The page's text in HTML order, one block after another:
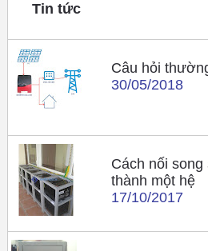
Tin tức
Câu hỏi
30/05/2018
Cách nối
thành một hệ
17/10/2017